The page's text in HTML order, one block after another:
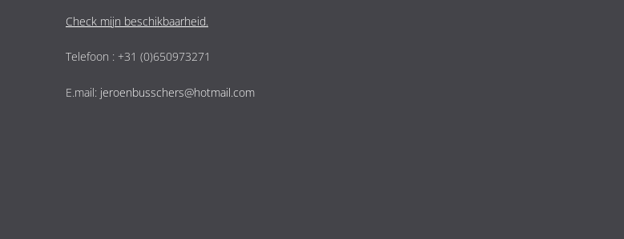
Check mijn beschikbaarheid.
Telefoon : +31 (0)650973271
E.mail: jeroenbusschers@hotmail.com